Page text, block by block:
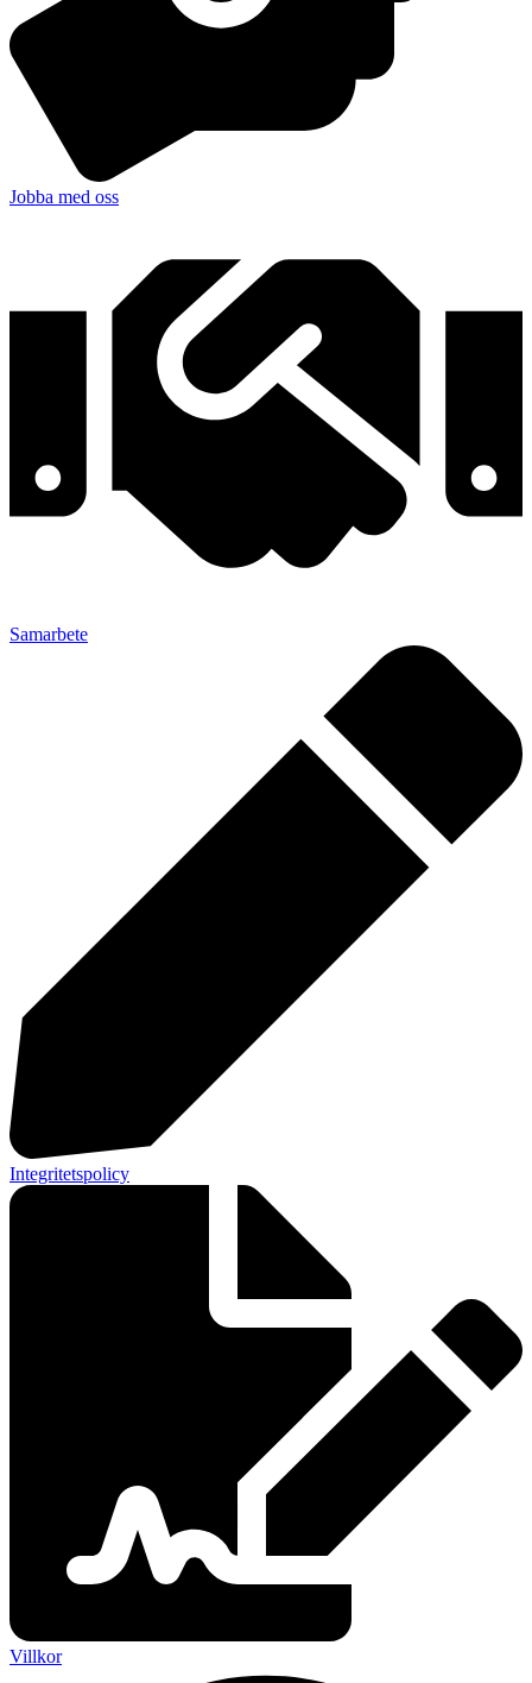
Jobba med oss
Samarbete
Integritetspolicy
Villkor